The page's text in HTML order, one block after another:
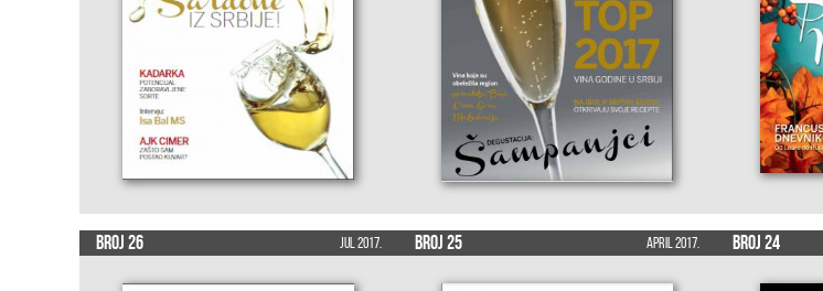
Broj 26 Jul 2017. Broj 25 April 2017. Broj 24